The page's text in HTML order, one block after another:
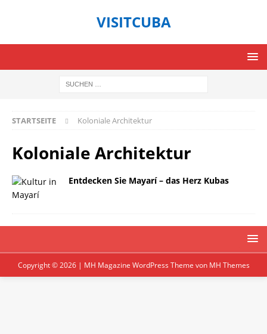
VISITCUBA
STARTSEITE Koloniale Architektur
Koloniale Architektur
Entdecken Sie Mayarí – das Herz Kubas
Copyright © 2026 | MH Magazine WordPress Theme von MH Themes